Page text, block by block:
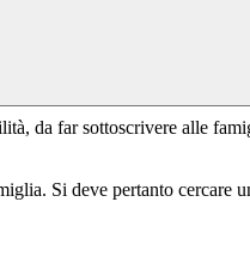
da far sottoscrivere alle
Si deve pertanto